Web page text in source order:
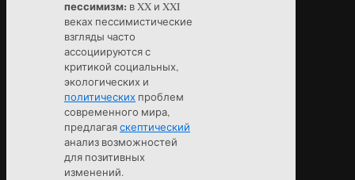
пессимизм: в XX и XXI
веках пессимистические
взгляды часто
ассоциируются с
критикой социальных,
экологических и
политических проблем
современного мира,
предлагаяскептический
анализ возможностей
для позитивных
изменений.